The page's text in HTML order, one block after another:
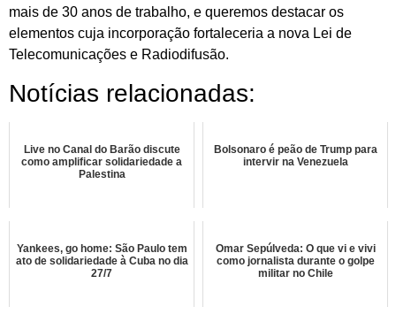
mais de 30 anos de trabalho, e queremos destacar os
elementos cuja incorporação fortaleceria a nova Lei de
Telecomunicações e Radiodifusão.
Notícias relacionadas:
Live no Canal do Barão discute
como amplificar solidariedade a
Palestina
Bolsonaro é peão de Trump para
intervir na Venezuela
Yankees, go home: São Paulo tem
ato de solidariedade à Cuba no dia
27/7
Omar Sepúlveda: O que vi e vivi
como jornalista durante o golpe
militar no Chile